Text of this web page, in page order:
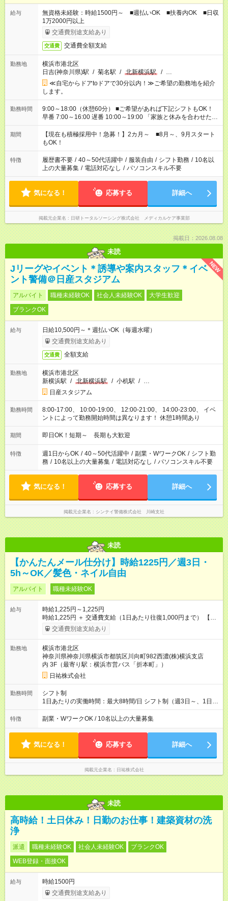
給与
無資格未経験：時給1500円～ ■週払いOK ■扶養内OK ■日収
1万2000円以上
交通費別途支給あり
交通費 交通費全額支給
勤務地
横浜市港北区
日吉(神奈川県)駅 / 菊名駅 / 北新横浜駅 / …
≪自宅からドアtoドアで30分以内！≫ご希望の勤務地を紹介
します。
勤務時間
9:00～18:00（休憩60分） ■ご希望があれば下記シフトもOK！
早番 7:00～16:00 遅番 10:00～19:00 「家族と休みを合わせた
い」 「余裕を持って夕飯の準備がしたい」 「できれば残業はし
たくない」 など、ご希望を教えてくださいね。 ※Wワーク希望
の方へ 今ご覧のお仕事で希望する勤務時間と、もう1つのお仕事
の勤務時間。 合計で週40時間を超える場合は応募できません。
期間
【現在も積極採用中！急募！】2カ月～ ■8月～、9月スタート
もOK！
特徴 履歴書不要 / 40～50代活躍中 / 服装自由 / シフト勤務 / 10名以
上の大量募集 / 電話対応なし / パソコンスキル不要
気になる！ 応募する 詳細へ
掲載元企業名 日研トータルソーシング株式会社 メディカルケア事業部
掲載日：2026.08.08
未読
NEW
Jリーグやイベント＊誘導や案内スタッフ＊イベ
ント警備＠日産スタジアム
アルバイト 職種未経験OK 社会人未経験OK
大学生歓迎
ブランクOK
給与
日給10,500円～＊週払いOK（毎週水曜）
交通費別途支給あり
交通費 全額支給
勤務地
横浜市港北区
新横浜駅 / 北新横浜駅 / 小机駅 / …
日産スタジアム
勤務時間
8:00-17:00、 10:00-19:00、 12:00-21:00、 14:00-23:00、 イベ
ントによって勤務開始時間は異なります！ 休憩1時間あり
期間 即日OK！短期～ 長期も大歓迎
特徴 週1日からOK / 40～50代活躍中 / 副業・WワークOK / シフト勤
務 / 10名以上の大量募集 / 電話対応なし / パソコンスキル不要
気になる！ 応募する 詳細へ
掲載元企業名 シンテイ警備株式会社 川崎支社
未読
【かんたんメール仕分け】時給1225円／週3日・
5h～OK／髪色・ネイル自由
アルバイト 職種未経験OK
給与
時給1,225円～1,225円
時給1,225円 ＋ 交通費支給（1日あたり往復1,000円まで） 【試
用期間】試用期間なし
交通費別途支給あり
勤務地
横浜市港北区
神奈川県神奈川県横浜市都筑区川向町982西濃(株)横浜支店
内 3F（最寄り駅：横浜市営バス「折本町」）
日祐株式会社
勤務時間
シフト制
1日あたりの実働時間：最大8時間/日 シフト制（週3日～、1日5
時間～勤務OK！） ※フルタイムで働ける方大歓迎！ 【シフト
例】 9：00～15：00 9：00～18：00 13：00～17：00 など
特徴 副業・WワークOK / 10名以上の大量募集
気になる！ 応募する 詳細へ
掲載元企業名 日祐株式会社
未読
高時給！土日休み！日勤のお仕事！建築資材の洗
浄
派遣 職種未経験OK 社会人未経験OK
ブランクOK
WEB登録・面接OK
給与
時給1500円
交通費別途支給あり